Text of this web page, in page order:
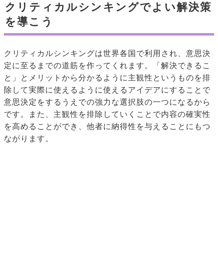
クリティカルシンキングでよい解決策
を導こう
クリティカルシンキングは世界各国で利用され、意思決
定に至るまでの道筋を作ってくれます。「解決できるこ
と」とメリットから分かるように主観性というものを排
除して実際に使えるように使えるアイデアにすることで
意思決定をするうえでの強力な選択肢の一つになるから
です。また、主観性を排除していくことで内容の確実性
を高めることができ、他者に納得性を与えることにもつ
ながります。